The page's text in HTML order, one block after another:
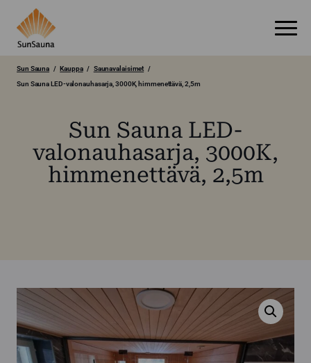
Sun Sauna LED-
valonauhasarja, 3000K,
himmenettävä, 2,5m
Sun Sauna Kauppa
Saunavalaisimet
Sun Sauna LED-valonauhasarja, 3000K, himmenettävä, 2,5m